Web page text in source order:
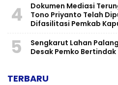
4
​Dokumen Mediasi
Tono Priyanto Telah
Difasilitasi Pemkab
5
Sengkarut Lahan
Desak Pemko Bertindak
TERBARU